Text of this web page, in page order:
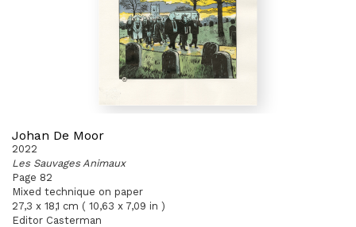
Johan De Moor
2022
Les Sauvages Animaux
Page 82
Mixed technique on paper
27,3 x 18,1 cm ( 10,63 x 7,09 in )
Editor Casterman